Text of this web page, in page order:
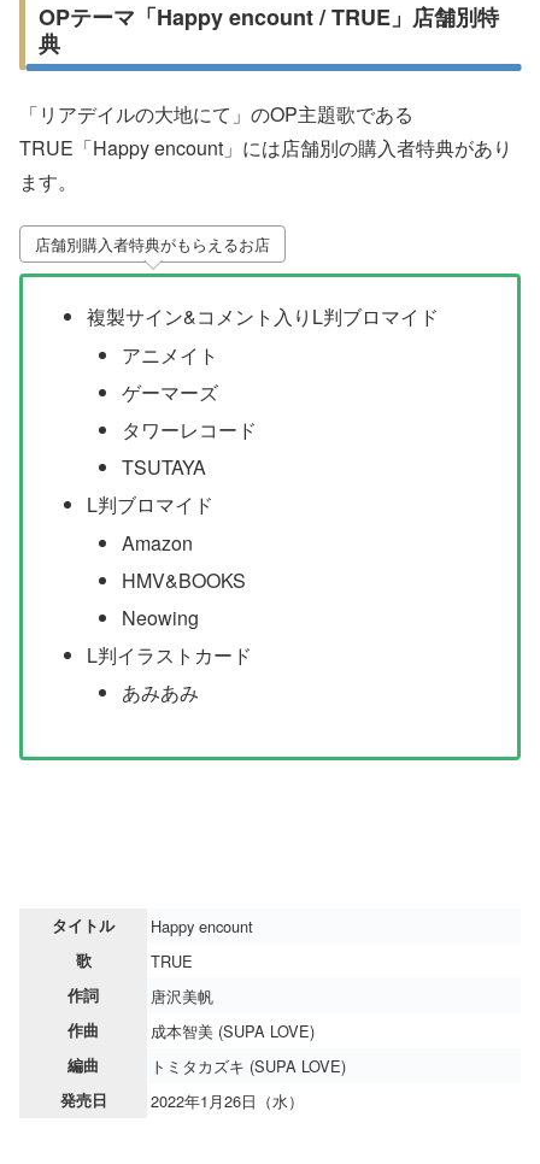
OPテーマ「Happy encount / TRUE」店舗別特
典
「リアデイルの大地にて」のOP主題歌である
TRUE「Happy encount」には店舗別の購入者特典があり
ます。
店舗別購入者特典がもらえるお店
複製サイン&コメント入りL判ブロマイド
アニメイト
ゲーマーズ
タワーレコード
TSUTAYA
L判ブロマイド
Amazon
HMV&BOOKS
Neowing
L判イラストカード
あみあみ
タイトル Happy encount
歌 TRUE
作詞 唐沢美帆
作曲 成本智美 (SUPA LOVE)
編曲 トミタカズキ (SUPA LOVE)
発売日 2022年1月26日（水）